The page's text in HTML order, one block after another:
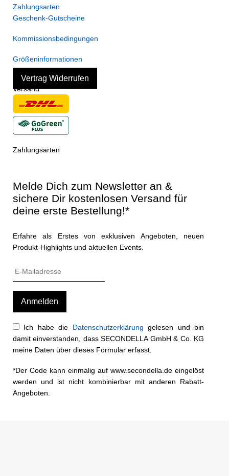
Zahlungsarten
Geschenk-Gutscheine
Kommissionsbedingungen
Größeninformationen
Vertrag Widerrufen
Versand
Zahlungsarten
Melde Dich zum Newsletter an &
sichere Dir kostenlosen Versand für
deine erste Bestellung!*
Erfahre als Erstes von exklusiven Angeboten, neuen
Produkt-Highlights und aktuellen Events.
Ich habe die Datenschutzerklärung gelesen und bin
damit einverstanden, dass SECONDELLA GmbH & Co. KG
meine Daten über dieses Formular erfasst.
*Der Code kann einmalig auf www.secondella.de eingelöst
werden und ist nicht kombinierbar mit anderen Rabatt-
Angeboten.